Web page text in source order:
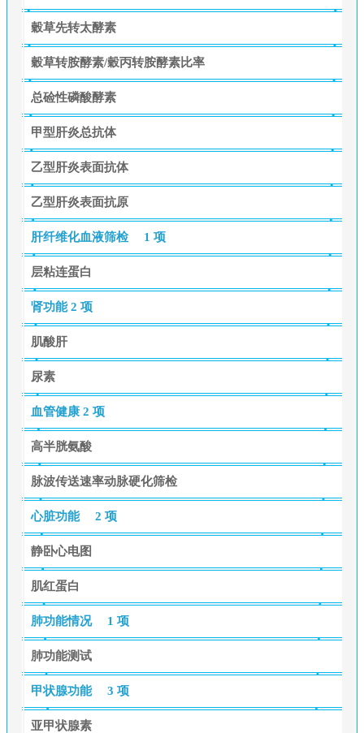
穀草先转太酵素
穀草转胺酵素/穀丙转胺酵素比率
总硷性磷酸酵素
甲型肝炎总抗体
乙型肝炎表面抗体
乙型肝炎表面抗原
肝纤维化血液筛检 1 项
层粘连蛋白
肾功能 2 项
肌酸肝
尿素
血管健康 2 项
高半胱氨酸
脉波传送速率动脉硬化筛检
心脏功能 2 项
静卧心电图
肌红蛋白
肺功能情况 1 项
肺功能测试
甲状腺功能 3 项
亚甲状腺素